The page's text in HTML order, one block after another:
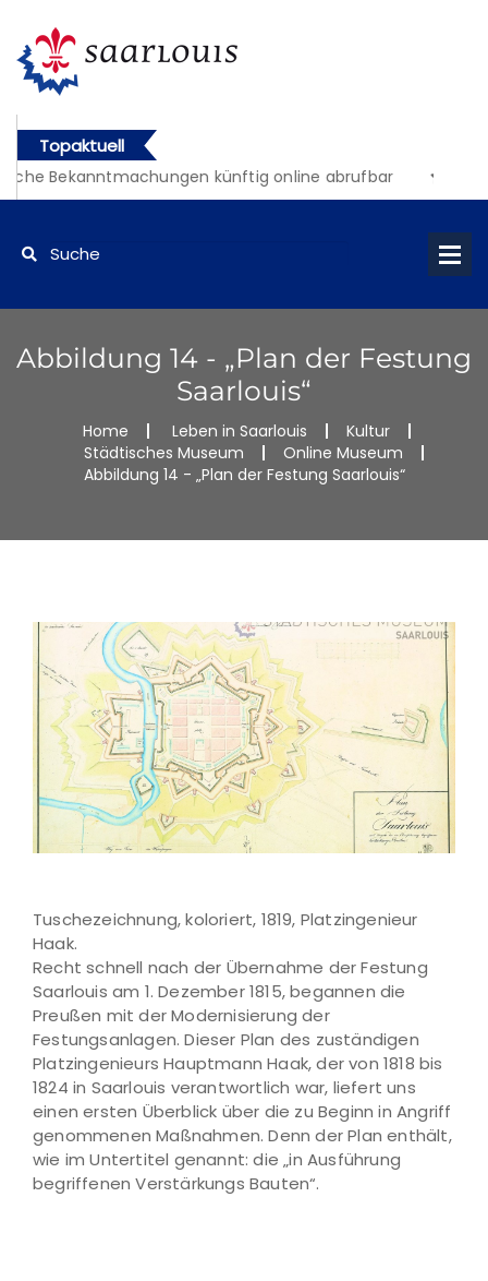
Topaktuell
Bekanntmachungen künftig online abrufbar
Abbildung 14 - „Plan der Festung
Saarlouis“
Home Leben in Saarlouis
Kultur
Städtisches Museum
Online Museum
Abbildung 14 - „Plan der Festung Saarlouis“
Tuschezeichnung, koloriert, 1819, Platzingenieur
Haak.
Recht schnell nach der Übernahme der Festung
Saarlouis am 1. Dezember 1815, begannen die
Preußen mit der Modernisierung der
Festungsanlagen. Dieser Plan des zuständigen
Platzingenieurs Hauptmann Haak, der von 1818 bis
1824 in Saarlouis verantwortlich war, liefert uns
einen ersten Überblick über die zu Beginn in Angriff
genommenen Maßnahmen. Denn der Plan enthält,
wie im Untertitel genannt: die „in Ausführung
begriffenen Verstärkungs Bauten“.